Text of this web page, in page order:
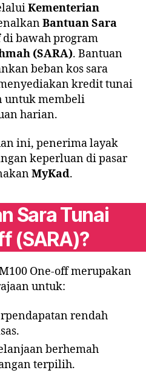
Kementerian
Bantuan Sara
di bawah program
(SARA). Bantuan
beban kos sara
kredit tunai
untuk membeli
harian.
ini, penerima layak
keperluan di pasar
MyKad.
Sara Tunai
(SARA)?
One-off merupakan
untuk:
rendah
berhemah
terpilih.